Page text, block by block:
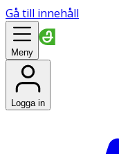
Gå till innehåll
Meny
Logga in